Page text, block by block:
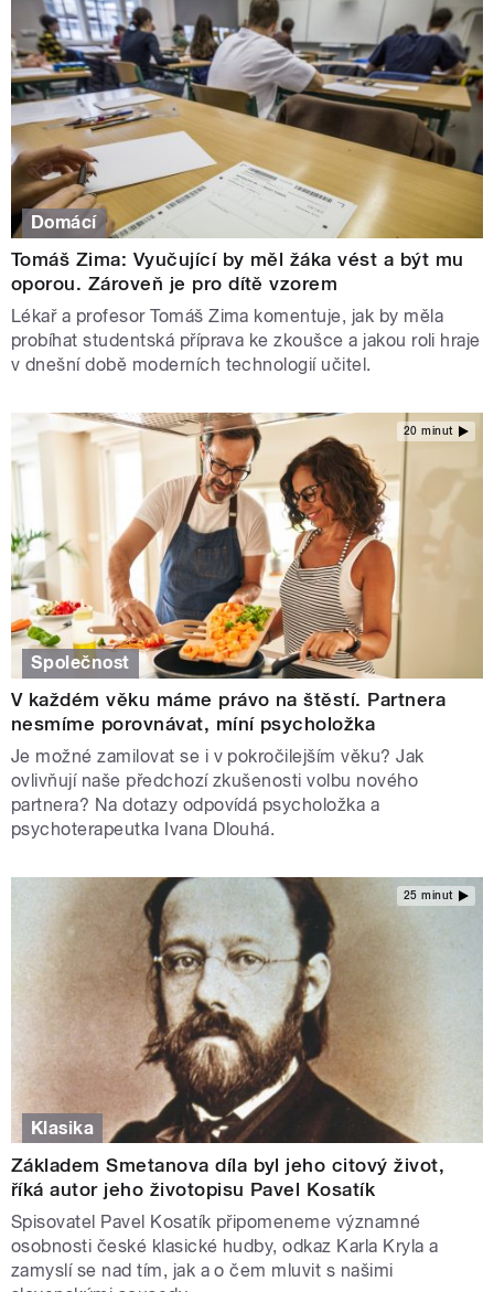
Domácí
Tomáš Zima: Vyučující by měl žáka vést a být mu
oporou. Zároveň je pro dítě vzorem
Lékař a profesor Tomáš Zima komentuje, jak by měla
probíhat studentská příprava ke zkoušce a jakou roli hraje
v dnešní době moderních technologií učitel.
20 minut
Společnost
V každém věku máme právo na štěstí. Partnera
nesmíme porovnávat, míní psycholožka
Je možné zamilovat se i v pokročilejším věku? Jak
ovlivňují naše předchozí zkušenosti volbu nového
partnera? Na dotazy odpovídá psycholožka a
psychoterapeutka Ivana Dlouhá.
25 minut
Klasika
Základem Smetanova díla byl jeho citový život,
říká autor jeho životopisu Pavel Kosatík
Spisovatel Pavel Kosatík připomeneme významné
osobnosti české klasické hudby, odkaz Karla Kryla a
zamyslí se nad tím, jak a o čem mluvit s našimi